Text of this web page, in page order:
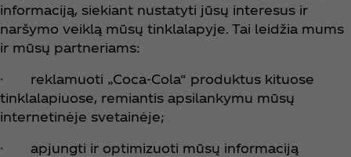
informaciją, siekiant nustatyti jūsų interesus ir
naršymo veiklą mūsų tinklalapyje. Tai leidžia mums
ir mūsų partneriams:
· reklamuoti „Coca‑Cola“ produktus kituose
tinklalapiuose, remiantis apsilankymu mūsų
internetinėje svetainėje;
· apjungti ir optimizuoti mūsų informaciją